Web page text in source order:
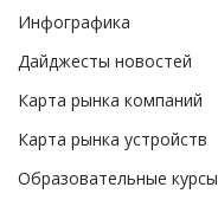
Инфографика
Дайджесты новостей
Карта рынка компаний
Карта рынка устройств
Образовательные курсы